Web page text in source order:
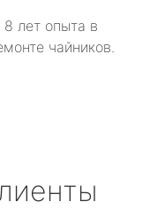
8 лет опыта в
чайников.